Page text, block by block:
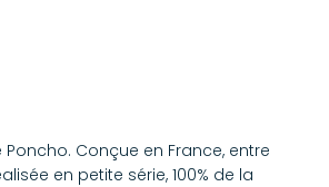
Conçue en France, entre
en petite série, 100% de la